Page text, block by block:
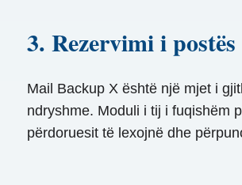
3. Rezervimi i
Mail Backup X është një mjet i
ndryshme. Moduli i tij i fuqishëm
përdoruesit të lexojnë dhe